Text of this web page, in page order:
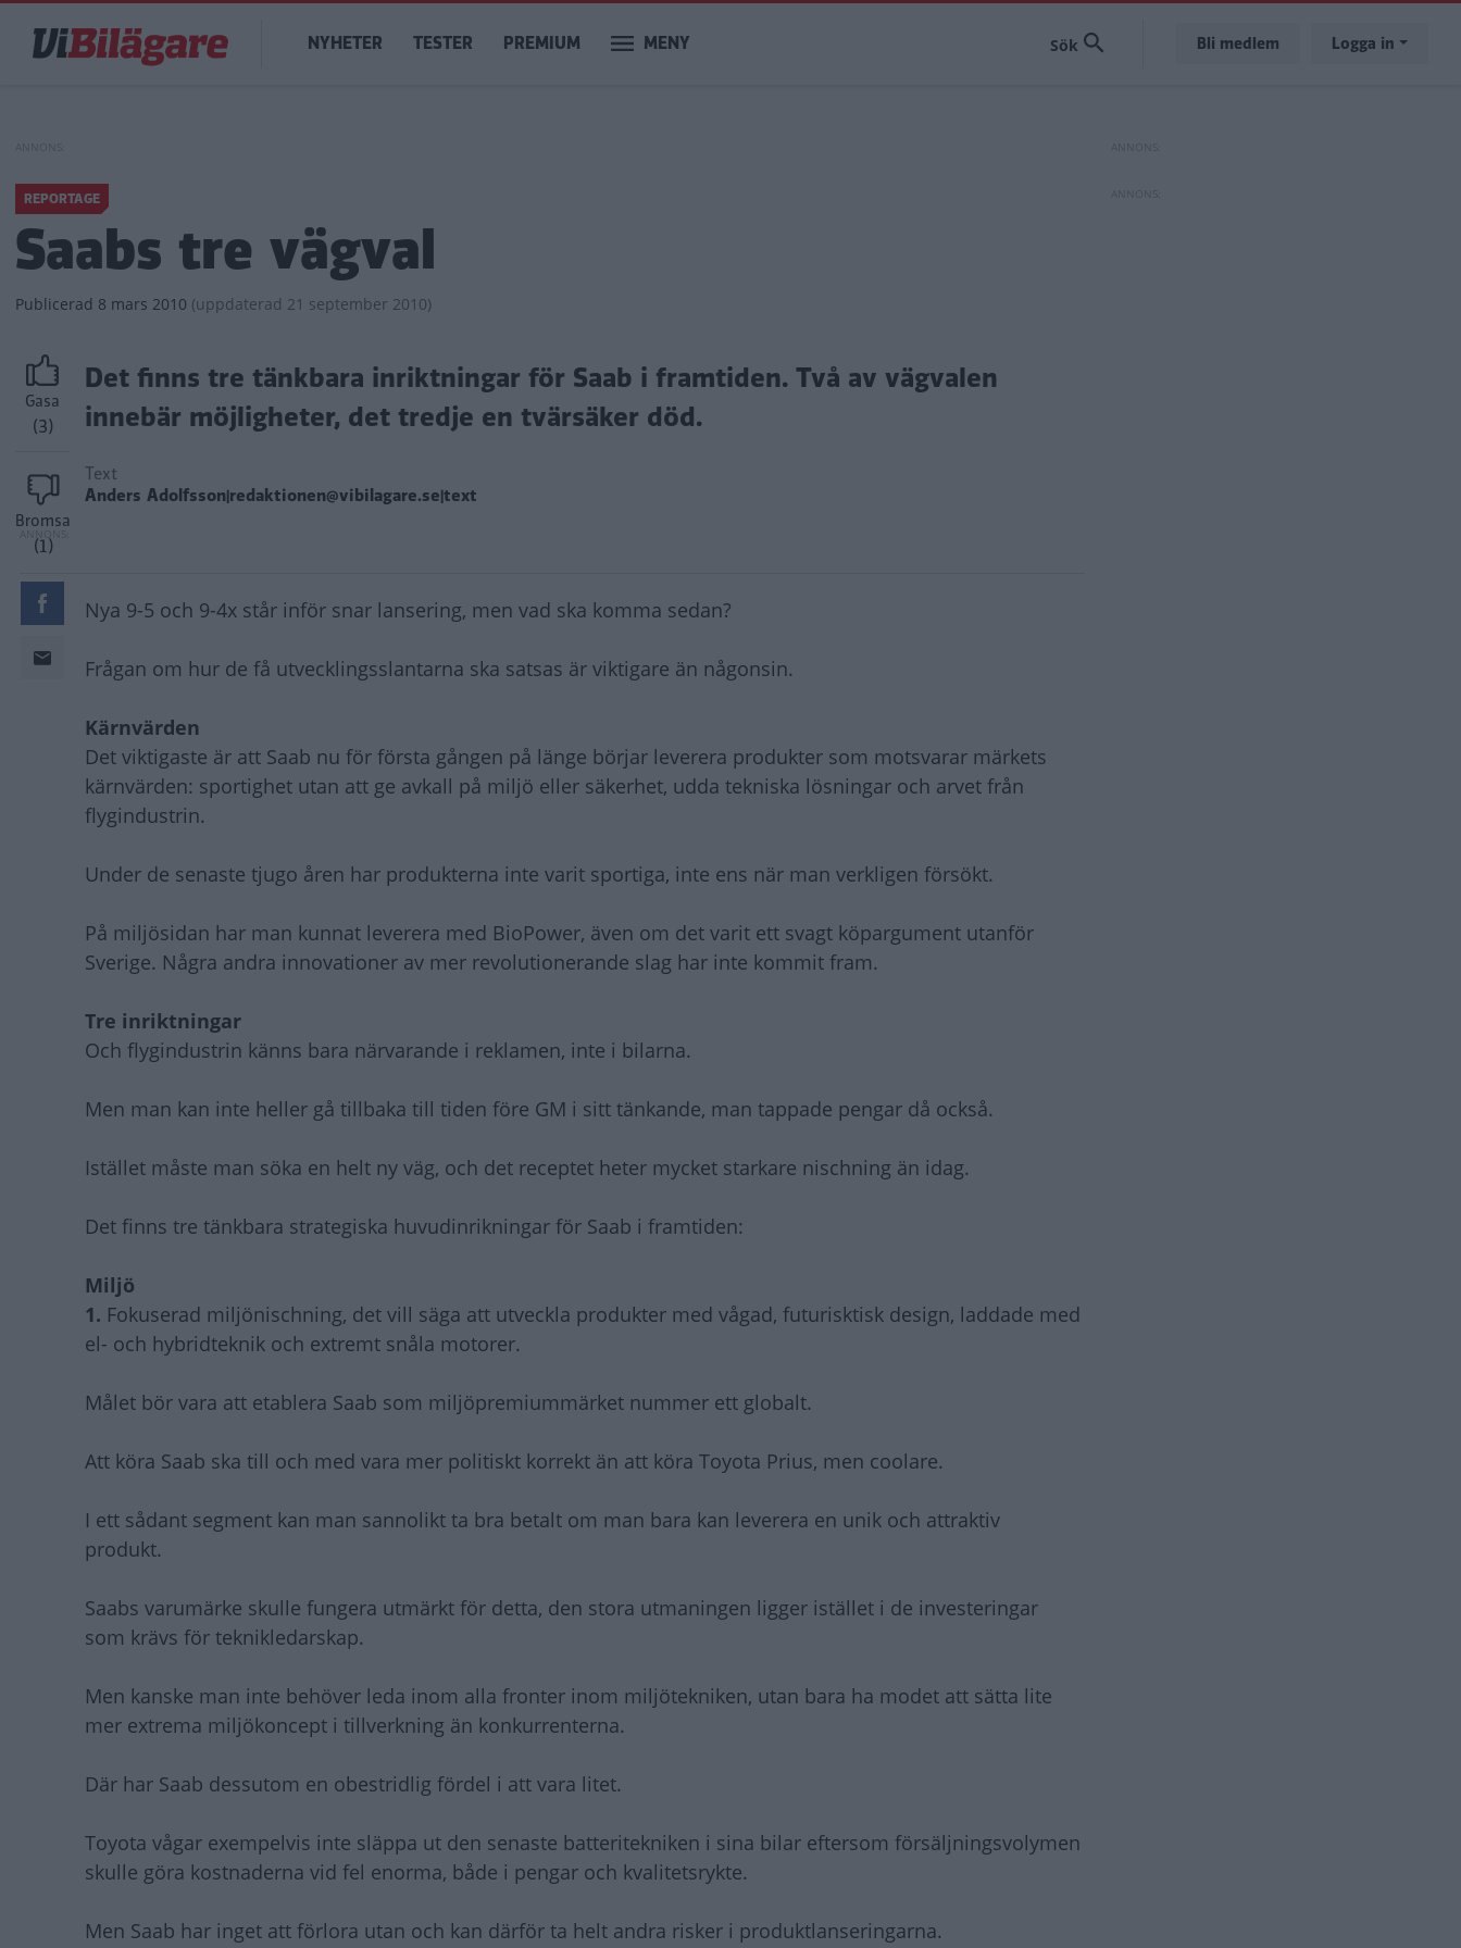
huvudinnehåll
Main
navigation
NYHETER TESTER PREMIUM MENY Bli medlem Logga in
REPORTAGE
Saabs tre vägval
Publicerad 8 mars 2010 (uppdaterad 21 september 2010)
Gasa
(3)
Bromsa
(1)
Det finns tre tänkbara inriktningar för Saab i framtiden. Två av vägvalen
innebär möjligheter, det tredje en tvärsäker död.
Text
Anders Adolfsson|redaktionen@vibilagare.se|text
Nya 9-5 och 9-4x står inför snar lansering, men vad ska komma sedan?
Frågan om hur de få utvecklingsslantarna ska satsas är viktigare än någonsin.
Kärnvärden
Det viktigaste är att Saab nu för första gången på länge börjar leverera produkter som motsvarar märkets
kärnvärden: sportighet utan att ge avkall på miljö eller säkerhet, udda tekniska lösningar och arvet från
flygindustrin.
Under de senaste tjugo åren har produkterna inte varit sportiga, inte ens när man verkligen försökt.
På miljösidan har man kunnat leverera med BioPower, även om det varit ett svagt köpargument utanför
Sverige. Några andra innovationer av mer revolutionerande slag har inte kommit fram.
Tre inriktningar
Och flygindustrin känns bara närvarande i reklamen, inte i bilarna.
Men man kan inte heller gå tillbaka till tiden före GM i sitt tänkande, man tappade pengar då också.
Istället måste man söka en helt ny väg, och det receptet heter mycket starkare nischning än idag.
Det finns tre tänkbara strategiska huvudinrikningar för Saab i framtiden:
Miljö
1. Fokuserad miljönischning, det vill säga att utveckla produkter med vågad, futurisktisk design, laddade med
el- och hybridteknik och extremt snåla motorer.
Målet bör vara att etablera Saab som miljöpremiummärket nummer ett globalt.
Att köra Saab ska till och med vara mer politiskt korrekt än att köra Toyota Prius, men coolare.
I ett sådant segment kan man sannolikt ta bra betalt om man bara kan leverera en unik och attraktiv
produkt.
Saabs varumärke skulle fungera utmärkt för detta, den stora utmaningen ligger istället i de investeringar
som krävs för teknikledarskap.
Men kanske man inte behöver leda inom alla fronter inom miljötekniken, utan bara ha modet att sätta lite
mer extrema miljökoncept i tillverkning än konkurrenterna.
Där har Saab dessutom en obestridlig fördel i att vara litet.
Toyota vågar exempelvis inte släppa ut den senaste batteritekniken i sina bilar eftersom försäljningsvolymen
skulle göra kostnaderna vid fel enorma, både i pengar och kvalitetsrykte.
Men Saab har inget att förlora utan och kan därför ta helt andra risker i produktlanseringarna.